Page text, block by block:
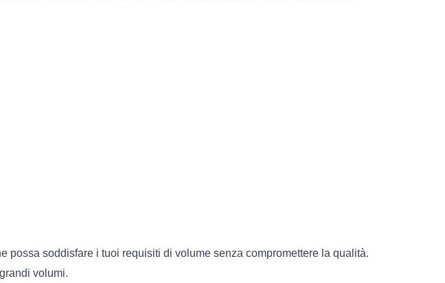
possa soddisfare i tuoi requisiti di volume senza compromettere la qualità.
volumi.